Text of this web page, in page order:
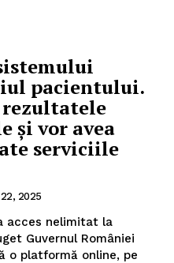
pacientului.
și vor avea
serviciile
2025
acces nelimitat la
o platformă online, pe